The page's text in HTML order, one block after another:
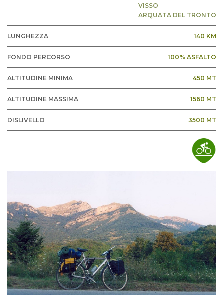
VISSO
ARQUATA DEL TRONTO
LUNGHEZZA 140 KM
FONDO PERCORSO 100% ASFALTO
ALTITUDINE MINIMA 450 MT
ALTITUDINE MASSIMA 1560 MT
DISLIVELLO 3500 MT